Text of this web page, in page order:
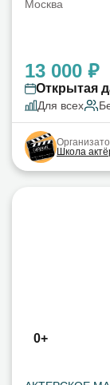
Москва
13 000 ₽
Открытая
Для всех
Школа
0+